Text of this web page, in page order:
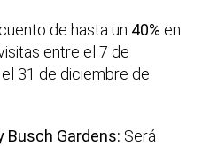
de hasta un 40% en
entre el 7 de
31 de diciembre de
Busch Gardens: Será